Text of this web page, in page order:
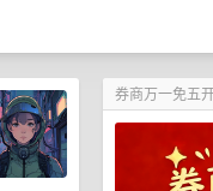
券商万一免五